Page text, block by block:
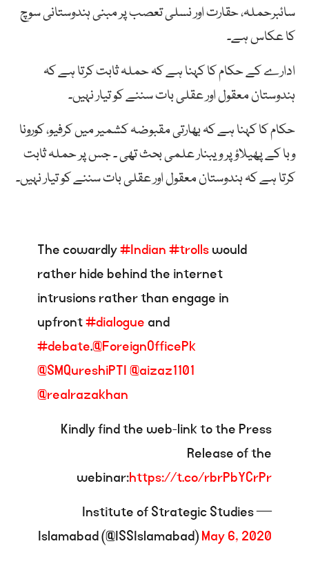
سائبرحملہ، حقارت اور نسلی تعصب پر مبنی ہندوستانی سوچ
کا عکاس ہے۔
ادارے کے حکام کا کہنا ہے کہ حملہ ثابت کرتا ہے کہ
ہندوستان معقول اور عقلی بات سننے کو تیار نہیں۔
حکام کا کہنا ہے کہ بھارتی مقبوضہ کشمیر میں کرفیو، کورونا
وبا کے پھیلاؤ پر ویبنار علمی بحث تھی ۔ جس پر حملہ ثابت
کرتا ہے کہ ہندوستان معقول اور عقلی بات سننے کو تیار نہیں۔
The cowardly#Indian#trollswould
rather hide behind the internet
intrusions rather than engage in
upfront#dialogue and
#debate.@ForeignOfficePk
@SMQureshiPTI@aizaz1101
@realrazakhan
Kindly find the web-link to the Press
Release of the
webinar:https://t.co/rbrPbYCrPr
— Institute of Strategic Studies
Islamabad (@ISSIslamabad)May 6, 2020